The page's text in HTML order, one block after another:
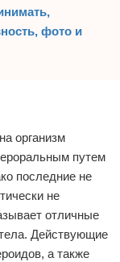
фото и
организм
путем
последние не
не
отличные
Действующие
а также